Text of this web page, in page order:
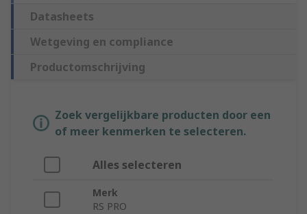
Datasheets
Wetgeving en compliance
Productomschrijving
Zoek vergelijkbare producten door een
of meer kenmerken te selecteren.
Alles selecteren
Merk
RS PRO